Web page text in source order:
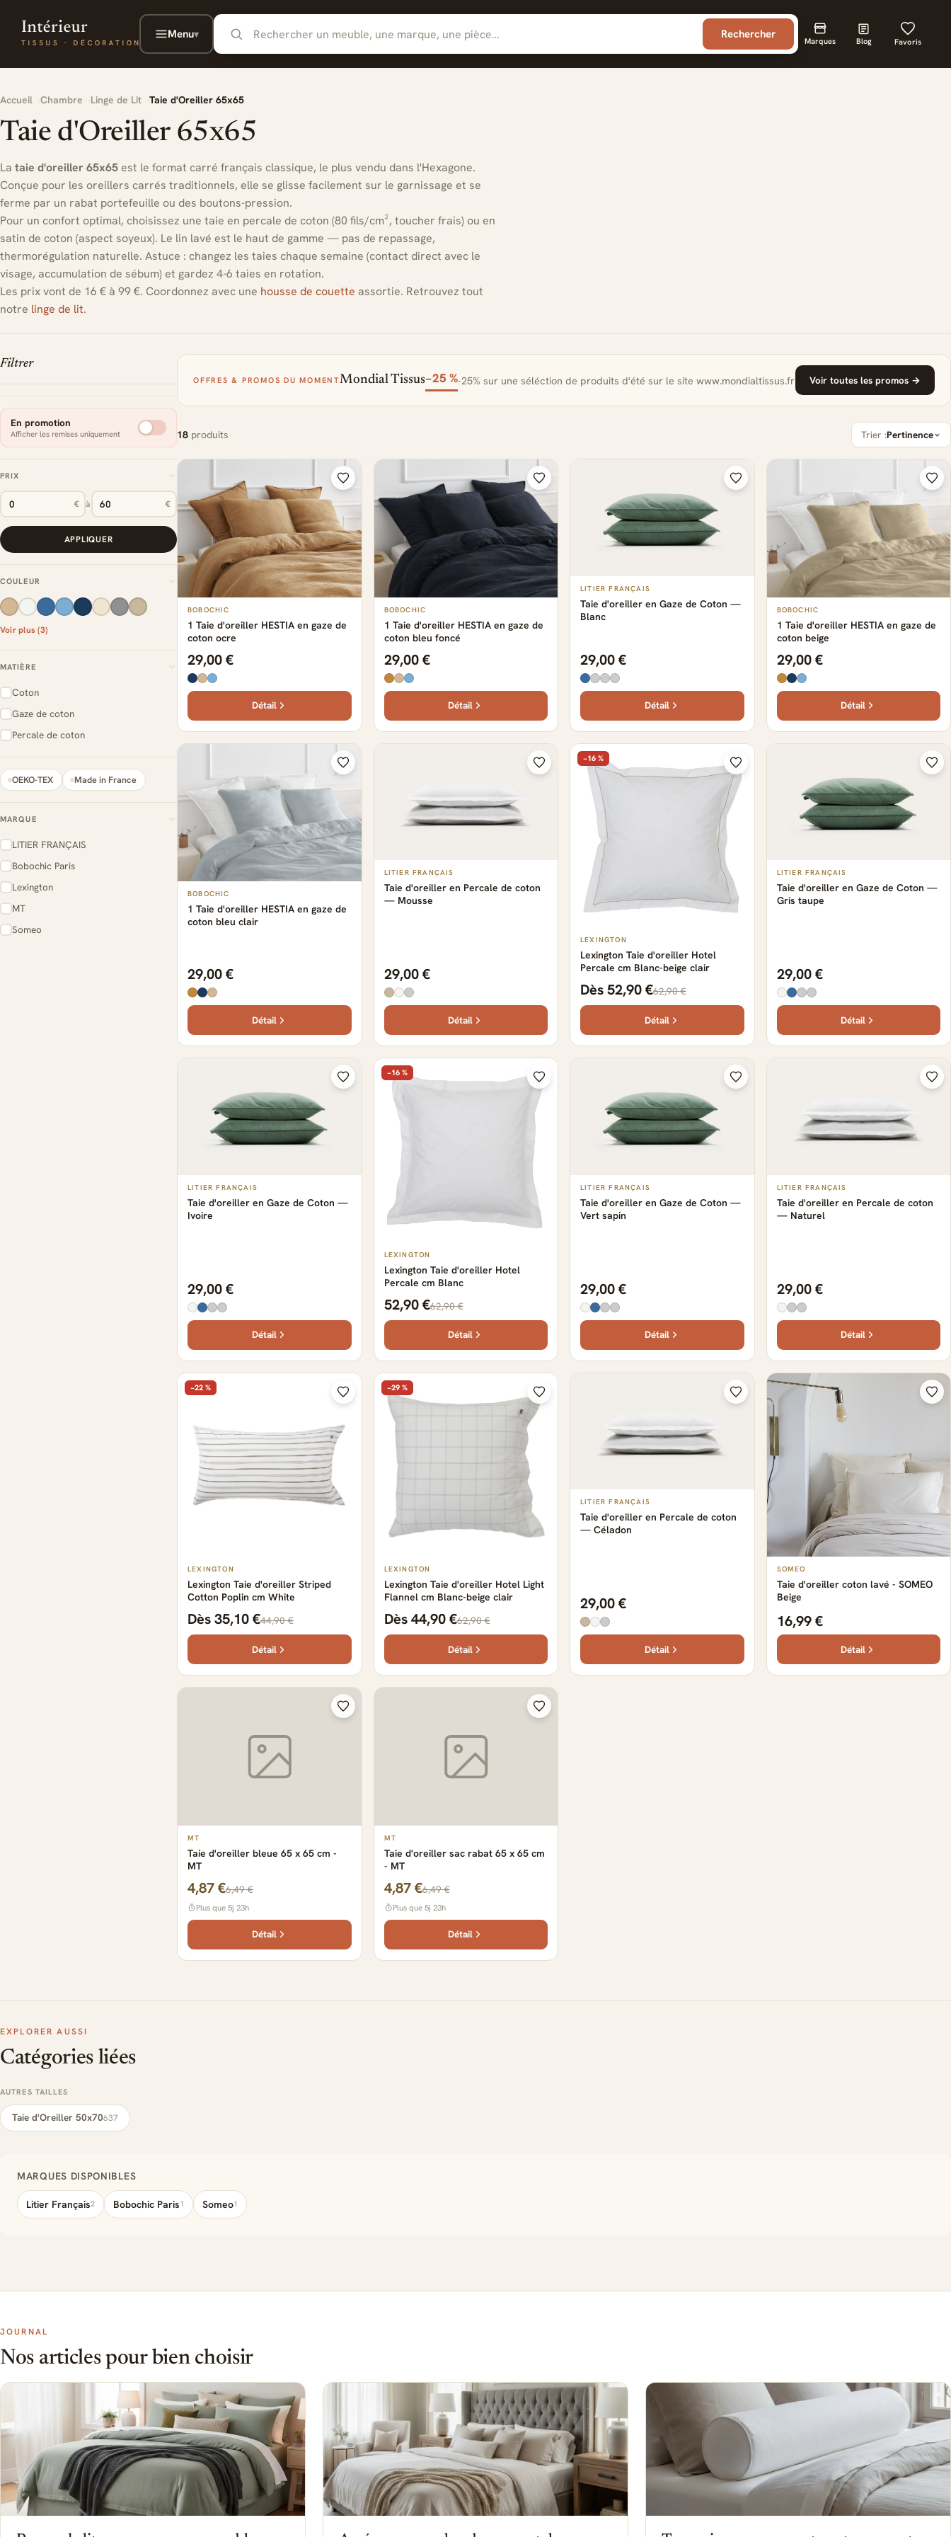
Menu▾ Rechercher Marques Blog Favoris
Accueil Chambre Linge de Lit Taie d'Oreiller 65x65
Taie d'Oreiller 65x65
La taie d'oreiller 65x65 est le format carré français classique, le plus vendu dans l'Hexagone.
Conçue pour les oreillers carrés traditionnels, elle se glisse facilement sur le garnissage et se
ferme par un rabat portefeuille ou des boutons-pression.
Pour un confort optimal, choisissez une taie en percale de coton (80 fils/cm², toucher frais) ou en
satin de coton (aspect soyeux). Le lin lavé est le haut de gamme — pas de repassage,
thermorégulation naturelle. Astuce : changez les taies chaque semaine (contact direct avec le
visage, accumulation de sébum) et gardez 4-6 taies en rotation.
Les prix vont de 16 € à 99 €. Coordonnez avec une housse de couette assortie. Retrouvez tout
notre linge de lit.
Filtrer
En promotion
Afficher les remises uniquement
PRIX
€ à €
APPLIQUER
COULEUR
Voir plus (3)
MATIÈRE
Coton
Gaze de coton
Percale de coton
OEKO-TEX Made in France
MARQUE
LITIER FRANÇAIS
Bobochic Paris
Lexington
MT
Someo
OFFRES & PROMOS DU MOMENTMondial Tissus−25 %-25% sur une séléction de produits d'été sur le site www.mondialtissus.fr Voir toutes les promos →
18 produits Trier :Pertinence
BOBOCHIC
1 Taie d'oreiller HESTIA en gaze de
coton ocre
29,00 €
Détail
BOBOCHIC
1 Taie d'oreiller HESTIA en gaze de
coton bleu foncé
29,00 €
Détail
LITIER FRANÇAIS
Taie d'oreiller en Gaze de Coton —
Blanc
29,00 €
Détail
BOBOCHIC
1 Taie d'oreiller HESTIA en gaze de
coton beige
29,00 €
Détail
BOBOCHIC
1 Taie d'oreiller HESTIA en gaze de
coton bleu clair
29,00 €
Détail
LITIER FRANÇAIS
Taie d'oreiller en Percale de coton
— Mousse
29,00 €
Détail
−16 %
LEXINGTON
Lexington Taie d'oreiller Hotel
Percale cm Blanc-beige clair
Dès 52,90 €62,90 €
Détail
LITIER FRANÇAIS
Taie d'oreiller en Gaze de Coton —
Gris taupe
29,00 €
Détail
LITIER FRANÇAIS
Taie d'oreiller en Gaze de Coton —
Ivoire
29,00 €
Détail
−16 %
LEXINGTON
Lexington Taie d'oreiller Hotel
Percale cm Blanc
52,90 €62,90 €
Détail
LITIER FRANÇAIS
Taie d'oreiller en Gaze de Coton —
Vert sapin
29,00 €
Détail
LITIER FRANÇAIS
Taie d'oreiller en Percale de coton
— Naturel
29,00 €
Détail
−22 %
LEXINGTON
Lexington Taie d'oreiller Striped
Cotton Poplin cm White
Dès 35,10 €44,90 €
Détail
−29 %
LEXINGTON
Lexington Taie d'oreiller Hotel Light
Flannel cm Blanc-beige clair
Dès 44,90 €62,90 €
Détail
LITIER FRANÇAIS
Taie d'oreiller en Percale de coton
— Céladon
29,00 €
Détail
SOMEO
Taie d'oreiller coton lavé - SOMEO
Beige
16,99 €
Détail
MT
Taie d'oreiller bleue 65 x 65 cm -
MT
4,87 €6,49 €
Plus que 5j 23h
Détail
MT
Taie d'oreiller sac rabat 65 x 65 cm
- MT
4,87 €6,49 €
Plus que 5j 23h
Détail
EXPLORER AUSSI
Catégories liées
AUTRES TAILLES
Taie d'Oreiller 50x70637
MARQUES DISPONIBLES
Litier Français2 Bobochic Paris1 Someo1
JOURNAL
Nos articles pour bien choisir